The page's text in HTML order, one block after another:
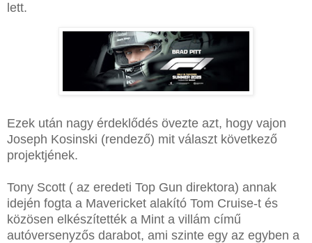
lett.
Ezek után nagy érdeklődés övezte azt, hogy vajon
Joseph Kosinski (rendező) mit választ következő
projektjének.
Tony Scott ( az eredeti Top Gun direktora) annak
idején fogta a Mavericket alakító Tom Cruise-t és
közösen elkészítették a Mint a villám című
autóversenyzős darabot, ami szinte egy az egyben a